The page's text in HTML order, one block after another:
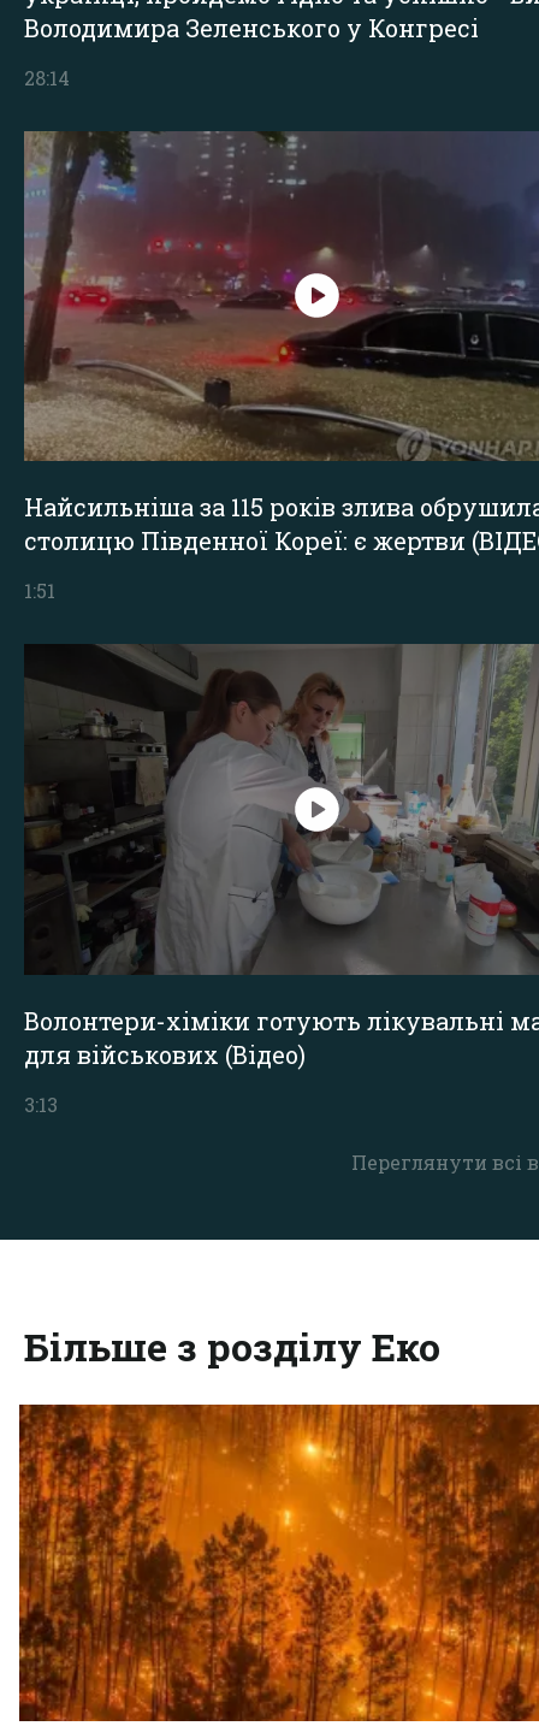
Переглянути всі
Володимира Зеленського у Конгресі
28:14
Найсильніша за 115 років злива
столицю Південної Кореї: є жертви
1:51
Волонтери-хіміки готують лікувальні
для військових (Відео)
3:13
Більше з розділу Еко